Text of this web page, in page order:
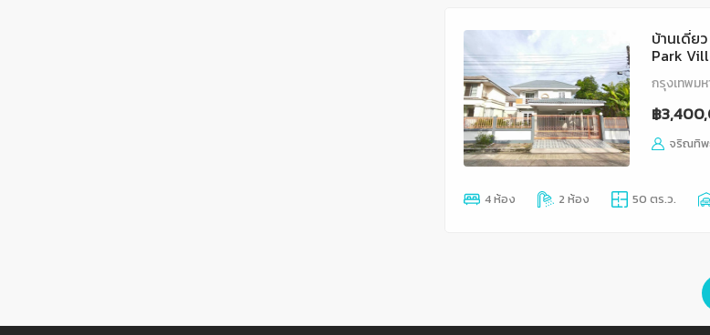
บ้านเดี่ย
Park
นิคมอุตส
กรุงเทพม
฿
จริณทิพ
4 ห้อง 2 ห้อง 50 ตร.ว.